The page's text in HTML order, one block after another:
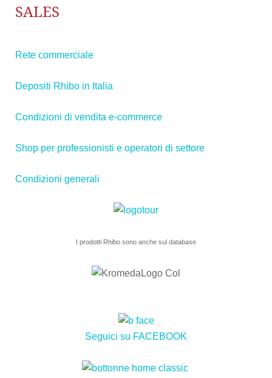
SALES
Rete commerciale
Depositi Rhibo in Italia
Condizioni di vendita e-commerce
Shop per professionisti e operatori di settore
Condizioni generali
I prodotti Rhibo sono anche sul database
Seguici su FACEBOOK